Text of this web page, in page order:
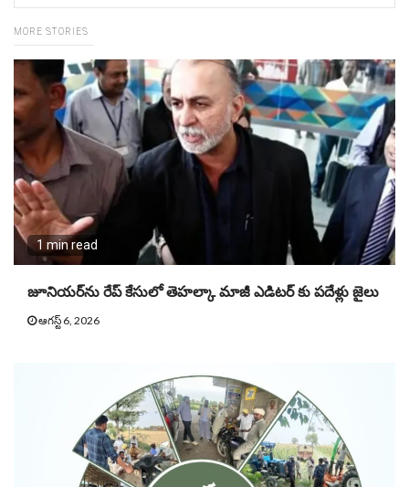
MORE STORIES
1 min read
జూనియ‌ర్‌ను రేప్ కేసులో తెహ‌ల్కా మాజీ ఎడిట‌ర్ కు పదేళ్లు జైలు
ఆగస్ట్ 6, 2026